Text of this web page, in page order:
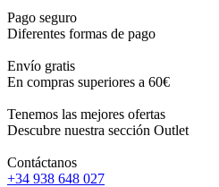
Pago seguro
Diferentes formas de pago
Envío gratis
En compras superiores a 60€
Tenemos las mejores ofertas
Descubre nuestra sección Outlet
Contáctanos
+34 938 648 027